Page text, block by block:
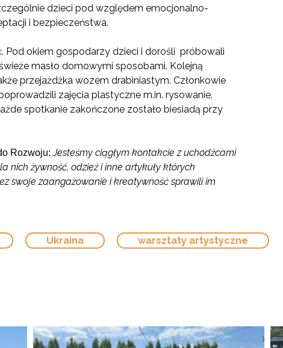
dzieci pod względem emocjonalno-
i bezpieczeństwa.
Pod okiem gospodarzy dzieci i dorośli próbowali
masło domowymi sposobami. Kolejną
przejażdżka wozem drabiniastym. Członkowie
zajęcia plastyczne m.in. rysowanie,
spotkanie zakończone zostało biesiadą przy
Rozwoju:Jesteśmy ciągłym kontakcie z uchodźcami
nich żywność, odzież i inne artykuły których
swoje zaangażowanie i kreatywność sprawili im
Ukraina warsztaty artystyczne